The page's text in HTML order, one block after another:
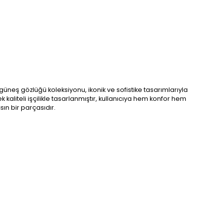
gözlüğü koleksiyonu, ikonik ve sofistike tasarımlarıyla
işçilikle tasarlanmıştır, kullanıcıya hem konfor hem
bir parçasıdır.